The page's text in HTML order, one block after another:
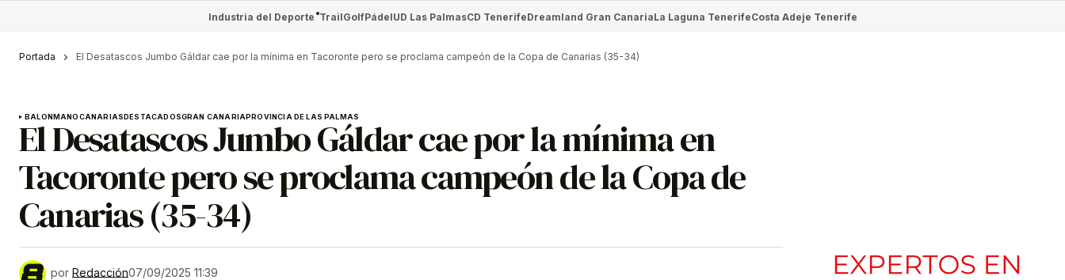
Industria del Deporte TrailGolfPádelUD Las PalmasCD TenerifeDreamland Gran CanariaLa Laguna TenerifeCosta Adeje Tenerife
Portada El Desatascos Jumbo Gáldar cae por la mínima en Tacoronte pero se proclama campeón de la Copa de Canarias (35-34)
BALONMANOCANARIASDESTACADOSGRAN CANARIAPROVINCIA DE LAS PALMAS
El Desatascos Jumbo Gáldar cae por la mínima en
Tacoronte pero se proclama campeón de la Copa de
Canarias (35-34)
por Redacción07/09/2025 11:39